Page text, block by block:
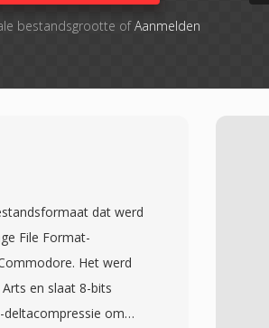
bestandsgrootte ofAanmelden
dat werd
File Format-
Het werd
en slaat 8-bits
om